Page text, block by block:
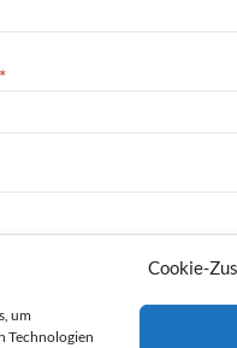
Cookie-
um
Technologien
*